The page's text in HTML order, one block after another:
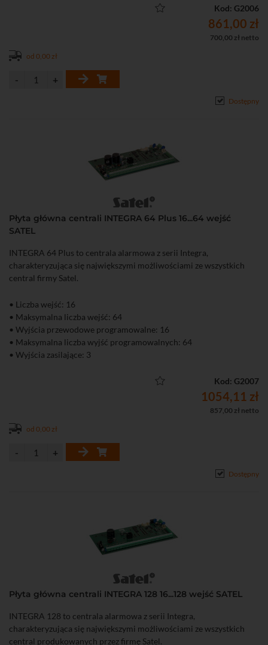
• Napięcie zasilania: 20 V / AC
• Pobór prądu (płyta): max. 237 mA
• Parametry linii: NO, NC, EOL, 2EOL / NO, 2EOL / NC
Kod: G2006
861,00 zł
700,00 zł netto
od 0,00 zł
Dostępny
Płyta główna centrali INTEGRA 64 Plus 16...64 wejść
SATEL
INTEGRA 64 Plus to centrala alarmowa z serii Integra,
charakteryzująca się największymi możliwościami ze wszystkich
central firmy Satel.
• Liczba wejść: 16
• Maksymalna liczba wejść: 64
• Wyjścia przewodowe programowalne: 16
• Maksymalna liczba wyjść programowalnych: 64
• Wyjścia zasilające: 3
• Napięcie zasilania: 20 V / AC
• Pobór prądu (płyta): max. 400 mA
• Parametry linii: NO, NC, EOL, 2EOL/NO, 2EOL/NC, 3EOL/NC,
Kod: G2007
1054,11 zł
857,00 zł netto
od 0,00 zł
Dostępny
Płyta główna centrali INTEGRA 128 16...128 wejść SATEL
INTEGRA 128 to centrala alarmowa z serii Integra,
charakteryzująca się największymi możliwościami ze wszystkich
central produkowanych przez firmę Satel.